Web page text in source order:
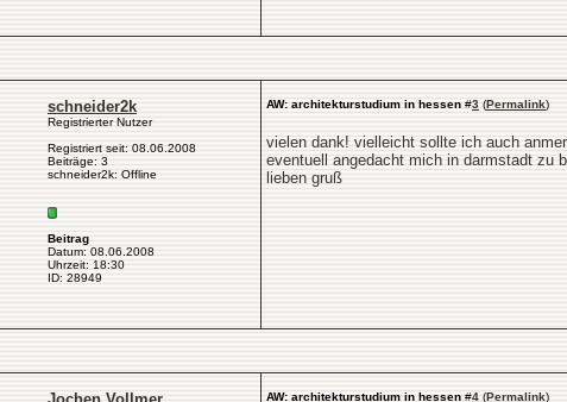
schneider2k
Registrierter Nutzer
Registriert seit: 08.06.2008
Beiträge: 3
schneider2k: Offline
Beitrag
Datum: 08.06.2008
Uhrzeit: 18:30
ID: 28949
AW: architekturstudium in hessen #3 (Permalink)
vielen dank! vielleicht sollte ich auch
eventuell angedacht mich in darmstadt zu
lieben gruß
AW: architekturstudium in hessen #4 (Permalink)